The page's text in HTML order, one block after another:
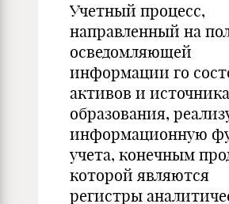
Учетный процесс,
направленный на
осведомляющей
информации го
активов и
образования,
информационную
учета, конечным
которой являются
регистры